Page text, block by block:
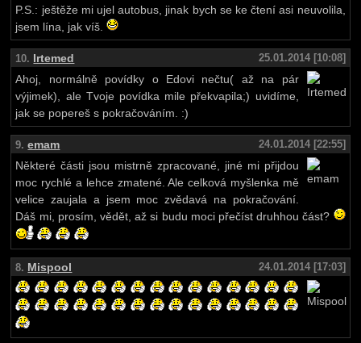
P.S.: ještěže mi ujel autobus, jinak bych se ke čtení asi neuvolila,
jsem lína, jak víš.
10. Irtemed
25.01.2014 [10:08]
Ahoj, normálně povídky o Edovi nečtu( až na pár
výjimek), ale Tvoje povídka mile překvapila;) uvidíme,
jak se popereš s pokračováním. :)
9. emam
24.01.2014 [22:55]
Některé části jsou mistrně zpracované, jiné mi přijdou
moc rychlé a lehce zmatené. Ale celková myšlenka mě
velice zaujala a jsem moc zvědavá na pokračování.
Dáš mi, prosím, vědět, až si budu moci přečíst druhhou část?
8. Mispool 24.01.2014 [17:03]